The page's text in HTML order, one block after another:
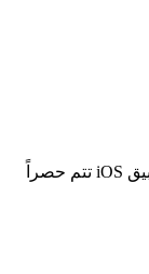
الدفع الآمن عبر بوابة Tap. الاشتراكات داخل تطبيق iOS تتم حصراً